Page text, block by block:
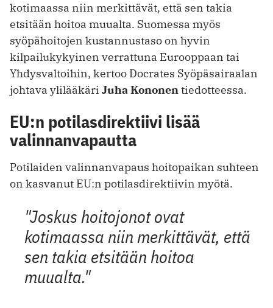
kotimaassa niin merkittävät, että sen takia
etsitään hoitoa muualta. Suomessa myös
syöpähoitojen kustannustaso on hyvin
kilpailukykyinen verrattuna Eurooppaan tai
Yhdysvaltoihin, kertoo Docrates Syöpäsairaalan
johtava ylilääkäri Juha Kononentiedotteessa.
EU:n potilasdirektiivi lisää
valinnanvapautta
Potilaiden valinnanvapaus hoitopaikan suhteen
on kasvanut EU:n potilasdirektiivin myötä.
"Joskus hoitojonot ovat
kotimaassa niin merkittävät, että
sen takia etsitään hoitoa
muualta."